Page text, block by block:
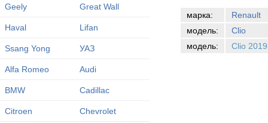
Geely Great Wall
Haval Lifan
Ssang Yong УАЗ
Alfa Romeo Audi
BMW Cadillac
Citroen Chevrolet
марка:
Renault
модель:
Clio
модель:
Clio